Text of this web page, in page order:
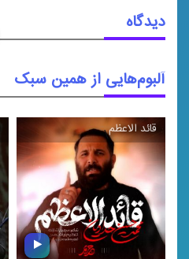
دیدگاه
آلبوم‌هایی از همین سبک
قائد الاعظم\